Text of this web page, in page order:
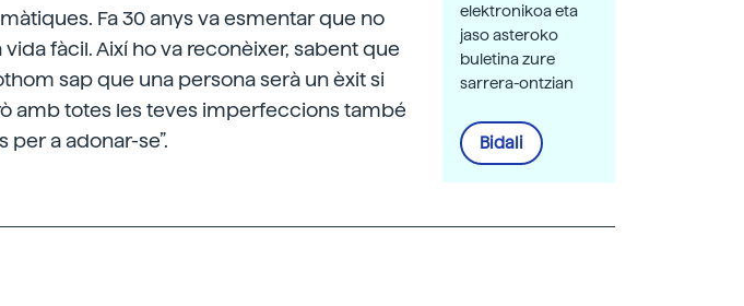
Fa 30 anys va esmentar que no
fàcil. Així ho va reconèixer, sabent que
sap que una persona serà un èxit si
amb totes les teves imperfeccions també
a adonar-se”.
elektronikoa eta
jaso asteroko
buletina zure
sarrera-ontzian
Bidali